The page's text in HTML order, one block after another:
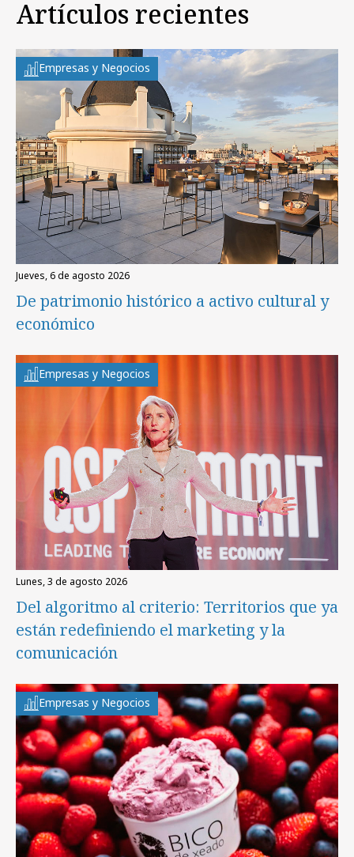
Artículos recientes
Empresas y Negocios
jueves, 6 de agosto 2026
De patrimonio histórico a activo cultural y
económico
Empresas y Negocios
lunes, 3 de agosto 2026
Del algoritmo al criterio: Territorios que ya
están redefiniendo el marketing y la
comunicación
Empresas y Negocios